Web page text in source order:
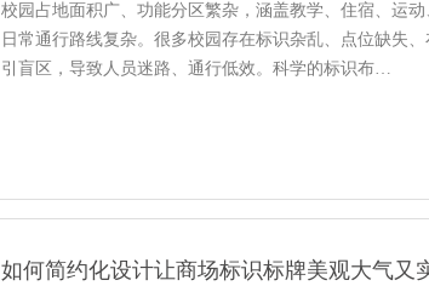
校园占地面积广、功能分区繁杂，涵盖教学、住宿、运
日常通行路线复杂。很多校园存在标识杂乱、点位缺失
引盲区，导致人员迷路、通行低效。科学的标识布…
如何简约化设计让商场标识标牌美观大气又